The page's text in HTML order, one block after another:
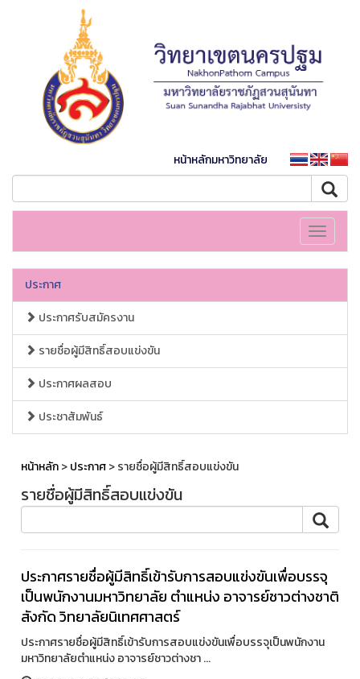
หน้าหลักมหาวิทยาลัย
Toggle
ประกาศ
ประกาศรับสมัครงาน
รายชื่อผู้มีสิทธิ์สอบแข่งขัน
ประกาศผลสอบ
ประชาสัมพันธ์
หน้าหลัก>ประกาศ> รายชื่อผู้มีสิทธิ์สอบแข่งขัน
รายชื่อผู้มีสิทธิ์สอบแข่งขัน
ประกาศรายชื่อผู้มีสิทธิ์เข้ารับการสอบแข่งขันเพื่อบรรจุ
เป็นพนักงานมหาวิทยาลัย ตำแหน่ง อาจารย์ชาวต่างชาติ
สังกัด วิทยาลัยนิเทศศาสตร์
ประกาศรายชื่อผู้มีสิทธิ์เข้ารับการสอบแข่งขันเพื่อบรรจุเป็นพนักงาน
มหาวิทยาลัยตำแหน่ง อาจารย์ชาวต่างชา ...